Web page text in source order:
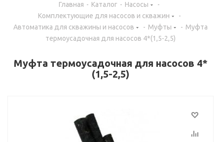
Главная - Каталог - Насосы
-
Комплектующие для насосов и скважин
-
Автоматика для скважины и насосов
- Муфты - Муфта
термоусадочная для насосов 4*(1,5-2,5)
Муфта термоусадочная для насосов 4*
(1,5-2,5)